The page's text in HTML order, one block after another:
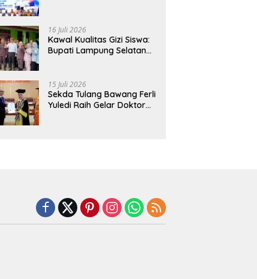
Terintegrasi Pertama di
Lampung
16 Juli 2026
Kawal Kualitas Gizi Siswa:
Bupati Lampung Selatan
Bergizi Gratis di Natar
15 Juli 2026
Sekda Tulang Bawang Ferli
Yuledi Raih Gelar Doktor